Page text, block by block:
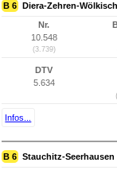
B 6 Diera-Zehren-
Nr.
10.548
(3.739)
DTV
5.634
Infos...
B 6 Stauchitz-Seerhausen